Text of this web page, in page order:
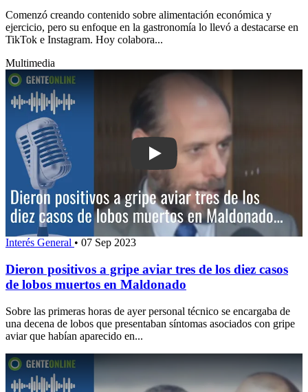
Comenzó creando contenido sobre alimentación económica y
ejercicio, pero su enfoque en la gastronomía lo llevó a destacarse en
TikTok e Instagram. Hoy colabora...
Multimedia
Play: Dieron positivos a gripe aviar
Interés General • 07 Sep 2023
Dieron positivos a gripe aviar tres de los diez casos
de lobos muertos en Maldonado
Sobre las primeras horas de ayer personal técnico se encargaba de
una decena de lobos que presentaban síntomas asociados con gripe
aviar que habían aparecido en...